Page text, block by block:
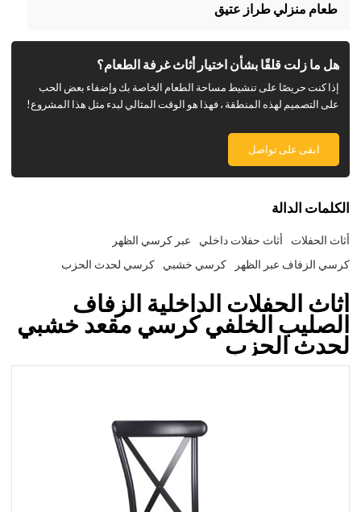
طعام منزلي طراز عتيق
هل ما زلت قلقًا بشأن اختيار أثاث غرفة الطعام؟
إذا كنت حريصًا على تنشيط مساحة الطعام الخاصة بك وإضفاء بعض الحب
على التصميم لهذه المنطقة ، فهذا هو الوقت المثالي لبدء مثل هذا المشروع!
ابقى على تواصل
الكلمات الدالة
أثاث الحفلات أثاث حفلات داخلي
عبر كرسي الظهر
كرسي الزفاف عبر الظهر
كرسي خشبي كرسي لحدث الحزب
أثاث الحفلات الداخلية الزفاف
الصليب الخلفي كرسي مقعد خشبي
لحدث الحزب